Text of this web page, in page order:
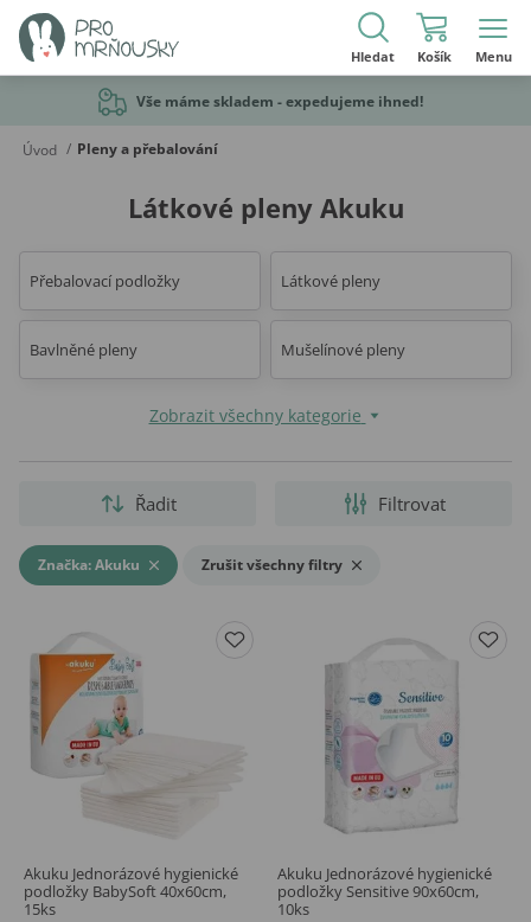
Hledat Košík Menu
Vše máme skladem - expedujeme ihned!
Úvod / Pleny a přebalování
Látkové pleny Akuku
Přebalovací podložky Látkové pleny
Bavlněné pleny Mušelínové pleny
Zobrazit všechny kategorie
Filtrovat
Řadit
Značka: Akuku Zrušit všechny filtry
Akuku Jednorázové hygienické
podložky BabySoft 40x60cm,
15ks
Akuku Jednorázové hygienické
podložky Sensitive 90x60cm,
10ks